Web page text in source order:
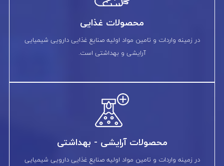
محصولات غذایی
در زمینه واردات و تامین مواد اولیه صنایع غذایی دارویی شیمیایی
آرایشی و بهداشتی است.
محصولات آرایشی - بهداشتی
در زمینه واردات و تامین مواد اولیه صنایع غذایی دارویی شیمیایی